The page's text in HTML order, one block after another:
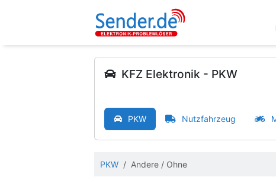
KFZ Elektronik - PKW
PKW Nutzfahrzeug
PKW Andere / Ohne